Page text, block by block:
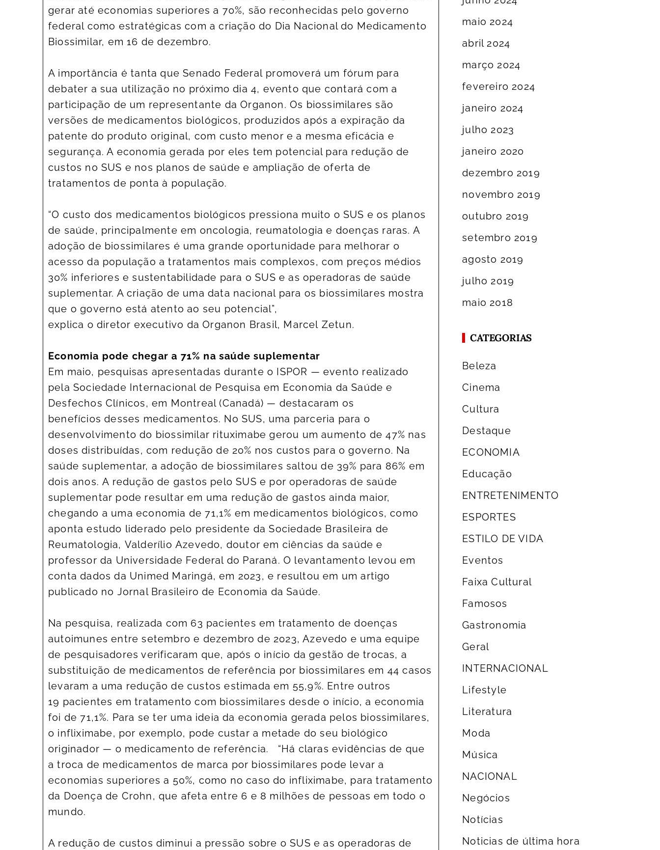
gerar até economias superiores a 70%, são reconhecidas pelo governo
federal como estratégicas com a criação do Dia Nacional do Medicamento
Biossimilar, em 16 de dezembro.
A importância é tanta que Senado Federal promoverá um fórum para
debater a sua utilização no próximo dia 4, evento que contará com a
participação de um representante da Organon. Os biossimilares são
versões de medicamentos biológicos, produzidos após a expiração da
patente do produto original, com custo menor e a mesma eficácia e
segurança. A economia gerada por eles tem potencial para redução de
custos no SUS e nos planos de saúde e ampliação de oferta de
tratamentos de ponta à população.
“O custo dos medicamentos biológicos pressiona muito o SUS e os planos
de saúde, principalmente em oncologia, reumatologia e doenças raras. A
adoção de biossimilares é uma grande oportunidade para melhorar o
acesso da população a tratamentos mais complexos, com preços médios
30% inferiores e sustentabilidade para o SUS e as operadoras de saúde
suplementar. A criação de uma data nacional para os biossimilares mostra
que o governo está atento ao seu potencial”,
explica o diretor executivo da Organon Brasil, Marcel Zetun.
Economia pode chegar a 71% na saúde suplementar
Em maio, pesquisas apresentadas durante o ISPOR — evento realizado
pela Sociedade Internacional de Pesquisa em Economia da Saúde e
Desfechos Clínicos, em Montreal (Canadá) — destacaram os
benefícios desses medicamentos. No SUS, uma parceria para o
desenvolvimento do biossimilar rituximabe gerou um aumento de 47% nas
doses distribuídas, com redução de 20% nos custos para o governo. Na
saúde suplementar, a adoção de biossimilares saltou de 39% para 86% em
dois anos. A redução de gastos pelo SUS e por operadoras de saúde
suplementar pode resultar em uma redução de gastos ainda maior,
chegando a uma economia de 71,1% em medicamentos biológicos, como
aponta estudo liderado pelo presidente da Sociedade Brasileira de
Reumatologia, Valderílio Azevedo, doutor em ciências da saúde e
professor da Universidade Federal do Paraná. O levantamento levou em
conta dados da Unimed Maringá, em 2023, e resultou em um artigo
publicado no Jornal Brasileiro de Economia da Saúde.
Na pesquisa, realizada com 63 pacientes em tratamento de doenças
autoimunes entre setembro e dezembro de 2023, Azevedo e uma equipe
de pesquisadores verificaram que, após o início da gestão de trocas, a
substituição de medicamentos de referência por biossimilares em 44 casos
levaram a uma redução de custos estimada em 55,9%. Entre outros
19 pacientes em tratamento com biossimilares desde o início, a economia
foi de 71,1%. Para se ter uma ideia da economia gerada pelos biossimilares,
o infliximabe, por exemplo, pode custar a metade do seu biológico
originador — o medicamento de referência. “Há claras evidências de que
a troca de medicamentos de marca por biossimilares pode levar a
economias superiores a 50%, como no caso do infliximabe, para tratamento
da Doença de Crohn, que afeta entre 6 e 8 milhões de pessoas em todo o
mundo.
A redução de custos diminui a pressão sobre o SUS e as operadoras de
maio 2024
abril 2024
março 2024
fevereiro 2024
janeiro 2024
julho 2023
janeiro 2020
dezembro 2019
novembro 2019
outubro 2019
setembro 2019
agosto 2019
julho 2019
maio 2018
CATEGORIAS
Beleza
Cinema
Cultura
Destaque
ECONOMIA
Educação
ENTRETENIMENTO
ESPORTES
ESTILO DE VIDA
Eventos
Faixa Cultural
Famosos
Gastronomia
Geral
INTERNACIONAL
Lifestyle
Literatura
Moda
Música
NACIONAL
Negócios
Notícias
Noticias de última hora